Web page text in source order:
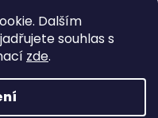
Dalším
souhlas s
zde.